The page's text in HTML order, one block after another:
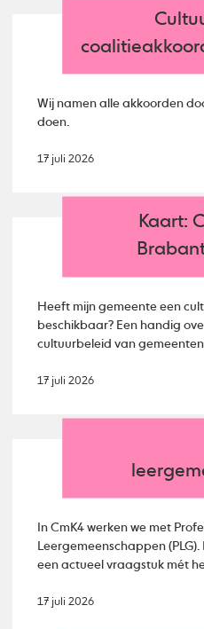
Wij namen alle akkoorden
doen.
17 juli 2026
Kaart:
Heeft mijn gemeente een
beschikbaar? Een handig
cultuurbeleid van gemeenten.
17 juli 2026
In CmK4 werken we met
Leergemeenschappen
een actueel vraagstuk mét
17 juli 2026